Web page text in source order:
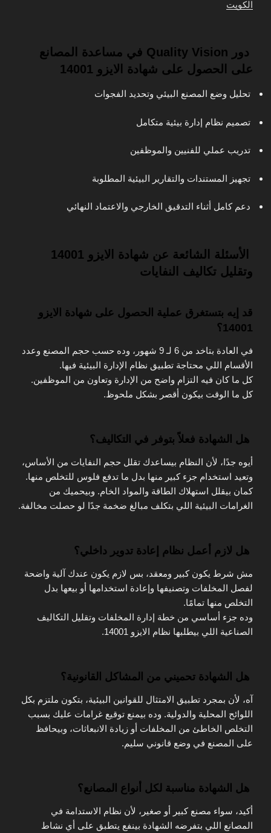
الكويت
دور Quality Vision في مساعدة المصانع
على الحصول على شهادة الايزو 14001
تحليل وضع المصنع البيئي وتحديد الفجوات
تصميم نظام إدارة بيئية متكامل
تدريب عملي للفنيين والموظفين
تجهيز المستندات والتقارير البيئية المطلوبة
دعم كامل أثناء التدقيق الخارجي والاعتماد النهائي
الأسئلة الشائعة عن شهادة الايزو 14001
وتقليل تكاليف النفايات
قد إيه بتستغرق عملية الحصول على شهادة الايزو
14001؟
في العادة بتاخد من 6 لـ 9 شهور
، وده حسب حجم المصنع وعدد
الأقسام اللي محتاجة تطبيق نظام الإدارة البيئية فيها.
كل ما كان فيه التزام واضح من الإدارة وتعاون من الموظفين.
كل ما الوقت بيكون أقصر بشكل ملحوظ.
هل الشهادة فعلاً بتوفر في التكاليف؟
أيوه جدًا، لأن النظام بيساعدك تقلل حجم النفايات من الأساس،
وتعيد استخدام جزء كبير منها بدل ما تدفع فلوس للتخلص منها.
كمان بيقلل استهلاك الطاقة والمواد الخام. وبيحميك من
الغرامات البيئية اللي بتكلف مبالغ ضخمة جدًا لو حصلت مخالفة.
هل لازم أعمل نظام إعادة تدوير داخلي؟
مش شرط يكون كبير ومعقد، بس لازم يكون عندك آلية واضحة
لفصل المخلفات وتصنيفها وإعادة استخدامها أو بيعها بدل
التخلص منها تمامًا.
وده جزء أساسي من خطة إدارة المخلفات وتقليل التكاليف
الصناعية اللي بيطلبها نظام الايزو 14001.
هل الشهادة تحميني من المشاكل القانونية؟
آه، لأن بمجرد تطبيق الامتثال للقوانين البيئية، بتكون ملتزم بكل
اللوائح المحلية والدولية. وده بيمنع توقيع غرامات عليك بسبب
التخلص الخاطئ من المخلفات أو زيادة الانبعاثات، وبيحافظ
على المصنع في وضع قانوني سليم.
هل الشهادة مناسبة لكل أنواع المصانع؟
أكيد، سواء مصنع كبير أو صغير، لأن نظام الاستدامة في
المصانع اللي بتفرضه الشهادة بينفع يتطبق على أي نشاط